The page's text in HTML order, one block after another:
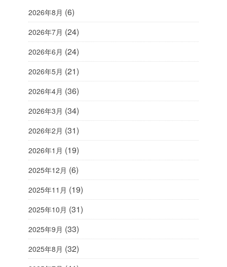
2026年8月 (6)
2026年7月 (24)
2026年6月 (24)
2026年5月 (21)
2026年4月 (36)
2026年3月 (34)
2026年2月 (31)
2026年1月 (19)
2025年12月 (6)
2025年11月 (19)
2025年10月 (31)
2025年9月 (33)
2025年8月 (32)